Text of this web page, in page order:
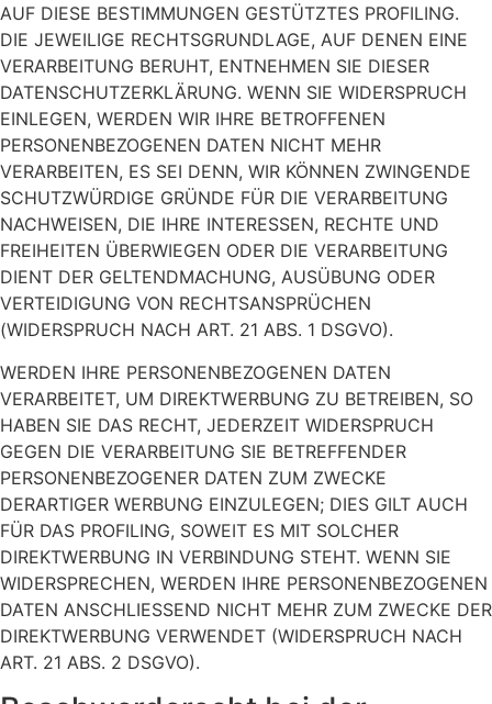
AUF DIESE BESTIMMUNGEN GESTÜTZTES PROFILING.
DIE JEWEILIGE RECHTSGRUNDLAGE, AUF DENEN EINE
VERARBEITUNG BERUHT, ENTNEHMEN SIE DIESER
DATENSCHUTZERKLÄRUNG. WENN SIE WIDERSPRUCH
EINLEGEN, WERDEN WIR IHRE BETROFFENEN
PERSONENBEZOGENEN DATEN NICHT MEHR
VERARBEITEN, ES SEI DENN, WIR KÖNNEN ZWINGENDE
SCHUTZWÜRDIGE GRÜNDE FÜR DIE VERARBEITUNG
NACHWEISEN, DIE IHRE INTERESSEN, RECHTE UND
FREIHEITEN ÜBERWIEGEN ODER DIE VERARBEITUNG
DIENT DER GELTENDMACHUNG, AUSÜBUNG ODER
VERTEIDIGUNG VON RECHTSANSPRÜCHEN
(WIDERSPRUCH NACH ART. 21 ABS. 1 DSGVO).
WERDEN IHRE PERSONENBEZOGENEN DATEN
VERARBEITET, UM DIREKTWERBUNG ZU BETREIBEN, SO
HABEN SIE DAS RECHT, JEDERZEIT WIDERSPRUCH
GEGEN DIE VERARBEITUNG SIE BETREFFENDER
PERSONENBEZOGENER DATEN ZUM ZWECKE
DERARTIGER WERBUNG EINZULEGEN; DIES GILT AUCH
FÜR DAS PROFILING, SOWEIT ES MIT SOLCHER
DIREKTWERBUNG IN VERBINDUNG STEHT. WENN SIE
WIDERSPRECHEN, WERDEN IHRE PERSONENBEZOGENEN
DATEN ANSCHLIESSEND NICHT MEHR ZUM ZWECKE DER
DIREKTWERBUNG VERWENDET (WIDERSPRUCH NACH
ART. 21 ABS. 2 DSGVO).